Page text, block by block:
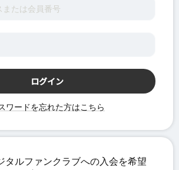
ワードを忘れた方はこちら